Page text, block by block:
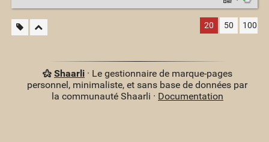
20 50 100
Shaarli· Le gestionnaire de marque-pages
personnel, minimaliste, et sans base de données par
la communauté Shaarli · Documentation